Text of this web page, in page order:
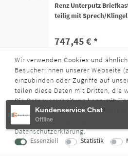
Renz Unterputz
teilig mit Sprech/Klingel
747,45 € *
*inkl. ges. MwSt.zzgl.
Lieferzeit ca. 4 - 6 Wochen
Wir verwenden Cookies und
Besucher:innen unserer Webseite
einzubinden oder Zugriffe auf
teilen diese Daten mit Dritten, die
Die Datenverarbeitung kann mit
oder abgelehnt werden. Es
oder zu widerrufen. Beachten Sie
Daten­schutz­erklärung.
Essenziell
Statistik
Kundenservice Chat
Offline
Kundenservice Chat
Offline